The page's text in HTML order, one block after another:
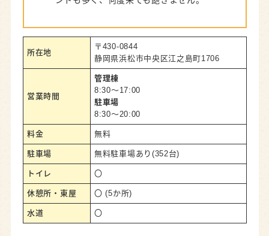
所在地
〒430-0844
静岡県浜松市中央区江之島町1706
営業時間
管理棟
8:30～17:00
駐車場
8:30～20:00
料金 無料
駐車場 無料駐車場あり(352台)
トイレ 〇
休憩所・東屋 〇 (5か所)
水道 〇